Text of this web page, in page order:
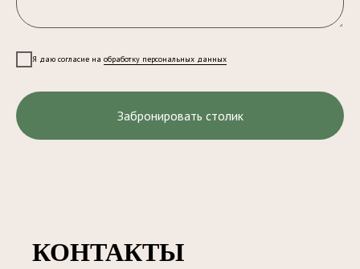
Я даю согласие на обработку персональных данных
Забронировать столик
КОНТАКТЫ